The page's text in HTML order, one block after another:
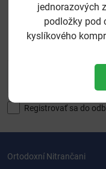
Registrovať sa do
Ortodoxní Nitrančani
jednorazových
podložky pod
kyslíkového